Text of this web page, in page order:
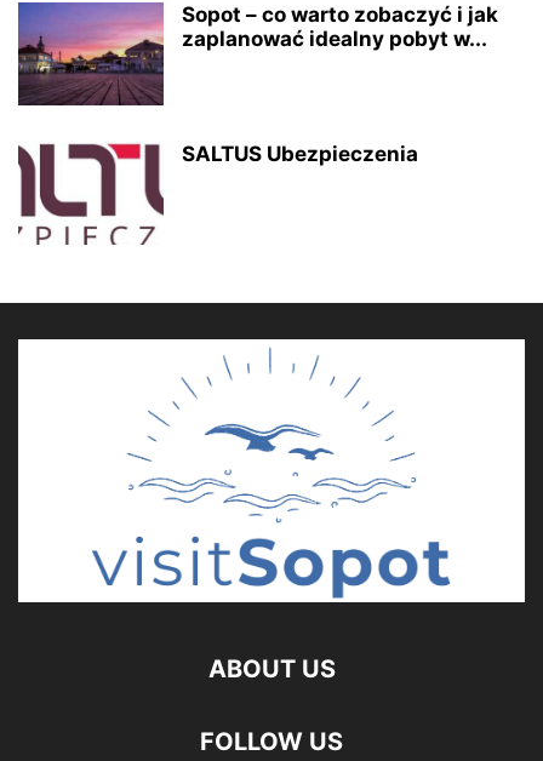
Sopot – co warto zobaczyć i jak
zaplanować idealny pobyt w...
SALTUS Ubezpieczenia
ABOUT US
FOLLOW US